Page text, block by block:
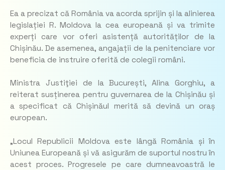
Ea a precizat că România va acorda sprijin și la alinierea
legislației R. Moldova la cea europeană și va trimite
experți care vor oferi asistență autorităților de la
Chișinău. De asemenea, angajații de la penitenciare vor
beneficia de instruire oferită de colegii români.
Ministra Justiţiei de la București, Alina Gorghiu, a
reiterat susținerea pentru guvernarea de la Chișinău și
a specificat că Chișinăul merită să devină un oraș
european.
„Locul Republicii Moldova este lângă România și în
Uniunea Europeană și vă asigurăm de suportul nostru în
acest proces. Progresele pe care dumneavoastră le